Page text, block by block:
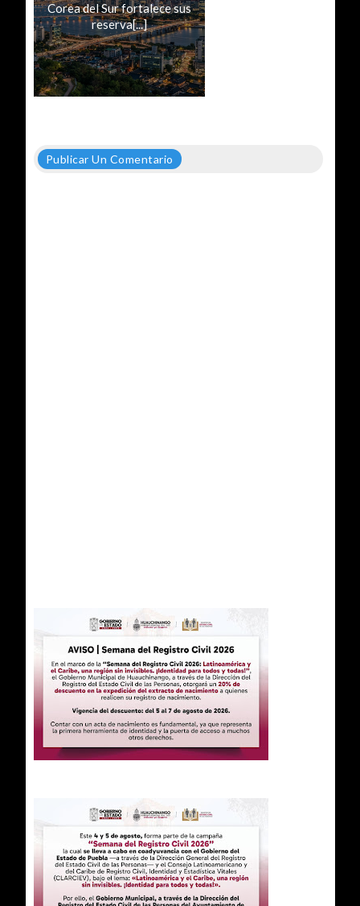
Corea del Sur fortalece sus
reserva[...]
Publicar Un Comentario